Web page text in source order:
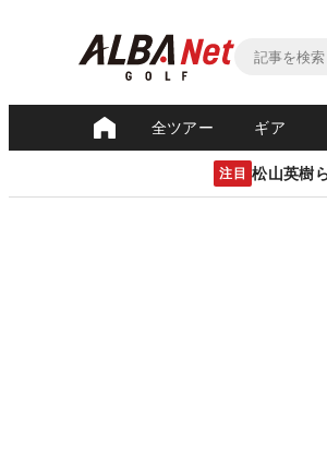
全ツアー ギア
注目 松山英樹